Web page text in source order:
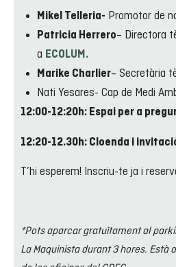
Mikel Telleria- Promotor de
Patricia Herrero– Directora
a ECOLUM.
Marike Charlier– Secretària
Nati Yesares- Cap de Medi
12:00-12:20h: Espai per a
12:20-12.30h: Cloenda i
T’hi esperem! Inscriu-te ja i
*Pots aparcar gratuïtament al
La Maquinista durant 3 hores. Està